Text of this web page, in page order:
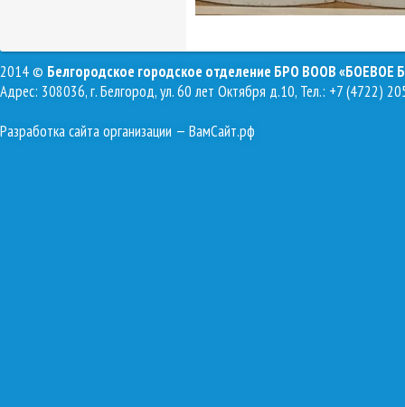
2014 © Белгородское городское отделение БРО ВООВ «БОЕВОЕ
Адрес: 308036, г. Белгород, ул. 60 лет Октября д.10, Тел.: +7 (4722)
Разработка сайта организации — ВамСайт.рф